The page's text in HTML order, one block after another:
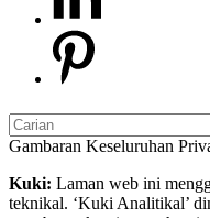
Gambaran Keseluruhan
Kuki: Laman web ini
teknikal. ‘Kuki Analitikal’